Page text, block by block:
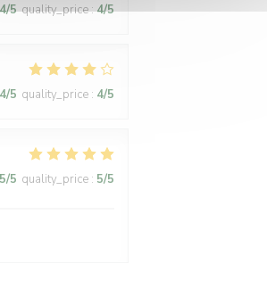
4/5 quality_price:4/5
4/5 quality_price : 4/5
5/5 quality_price : 5/5